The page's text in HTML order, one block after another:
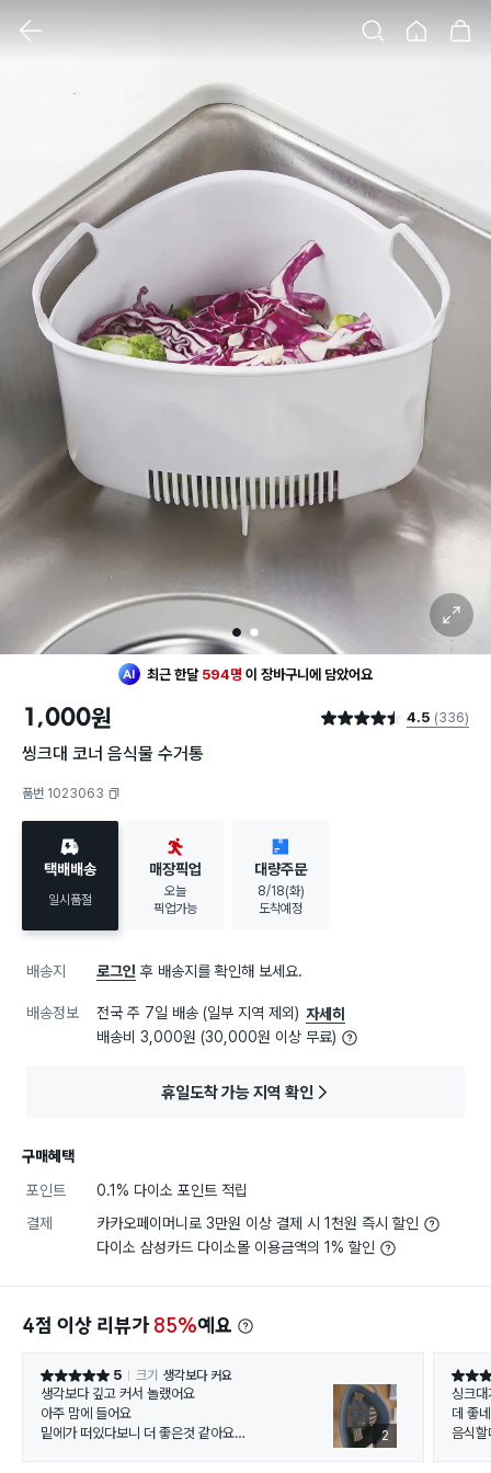
1 2
확대 보기
최근 한달 594명 이 장바구니에 담았어요
장바구니에 담았어요
1,000원 별점 4.5점 4.5 (336)
씽크대 코너 음식물 수거통
품번 1023063
택배배송
일시품절
매장픽업
오늘
픽업가능
대량주문
8/18(화)
도착예정
배송지 로그인 후 배송지를 확인해 보세요.
배송정보 전국 주 7일 배송 (일부 지역 제외) 자세히
배송비 3,000원 (30,000원 이상 무료)
휴일도착 가능 지역 확인
구매혜택
포인트
0.1% 다이소 포인트 적립
결제
카카오페이머니로 3만원 이상 결제 시 1천원 즉시 할인
다이소 삼성카드 다이소몰 이용금액의 1% 할인
4점 이상 리뷰가 85%예요
별점 5점 5 크기 생각보다 커요
생각보다 깊고 커서 놀랬어요
아주 맘에 들어요
밑에가 떠있다보니 더 좋은것 같아요
2
별점 5
싱크대
데 좋
음식할